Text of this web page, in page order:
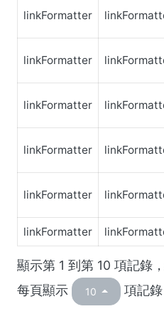
linkFormatter
linkFormatter
linkFormatter
linkFormatter
linkFormatter
linkFormatter
顯示第 1 到第 10 項記錄
每頁顯示
10 項記錄